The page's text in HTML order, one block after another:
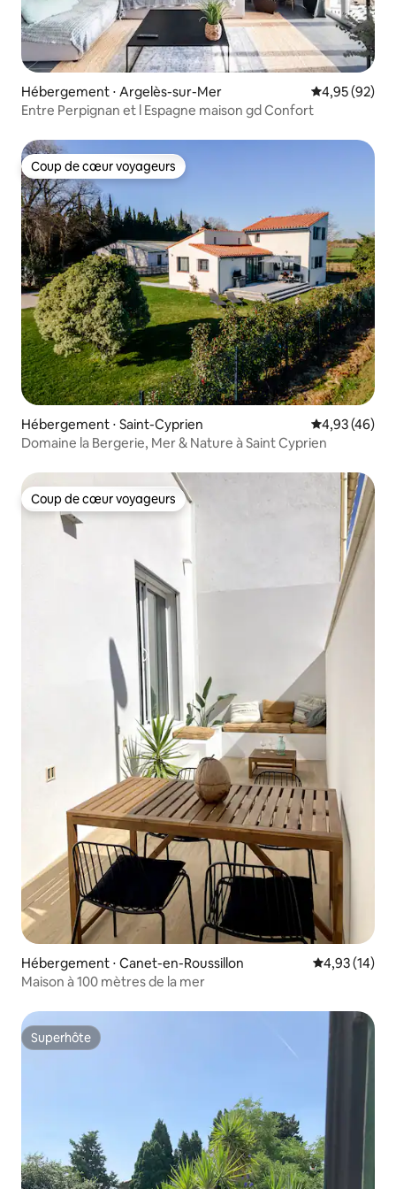
Hébergement ⋅ Argelès-sur-Mer Évaluation
4,95 (92)
Entre Perpignan et l Espagne maison gd Confort
Coup de cœur voyageurs
Coup de cœur voyageurs
Hébergement ⋅ Saint-Cyprien Évaluation
4,93 (46)
Domaine la Bergerie, Mer & Nature à Saint Cyprien
Coup de cœur voyageurs
Coup de cœur voyageurs
Hébergement ⋅ Canet-en-Roussillon Évaluation
4,93 (14)
Maison à 100 mètres de la mer
Superhôte
Superhôte